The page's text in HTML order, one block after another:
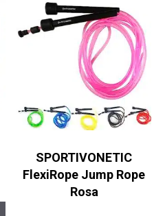
SPORTIVONETIC
FlexiRope Jump Rope
Rosa